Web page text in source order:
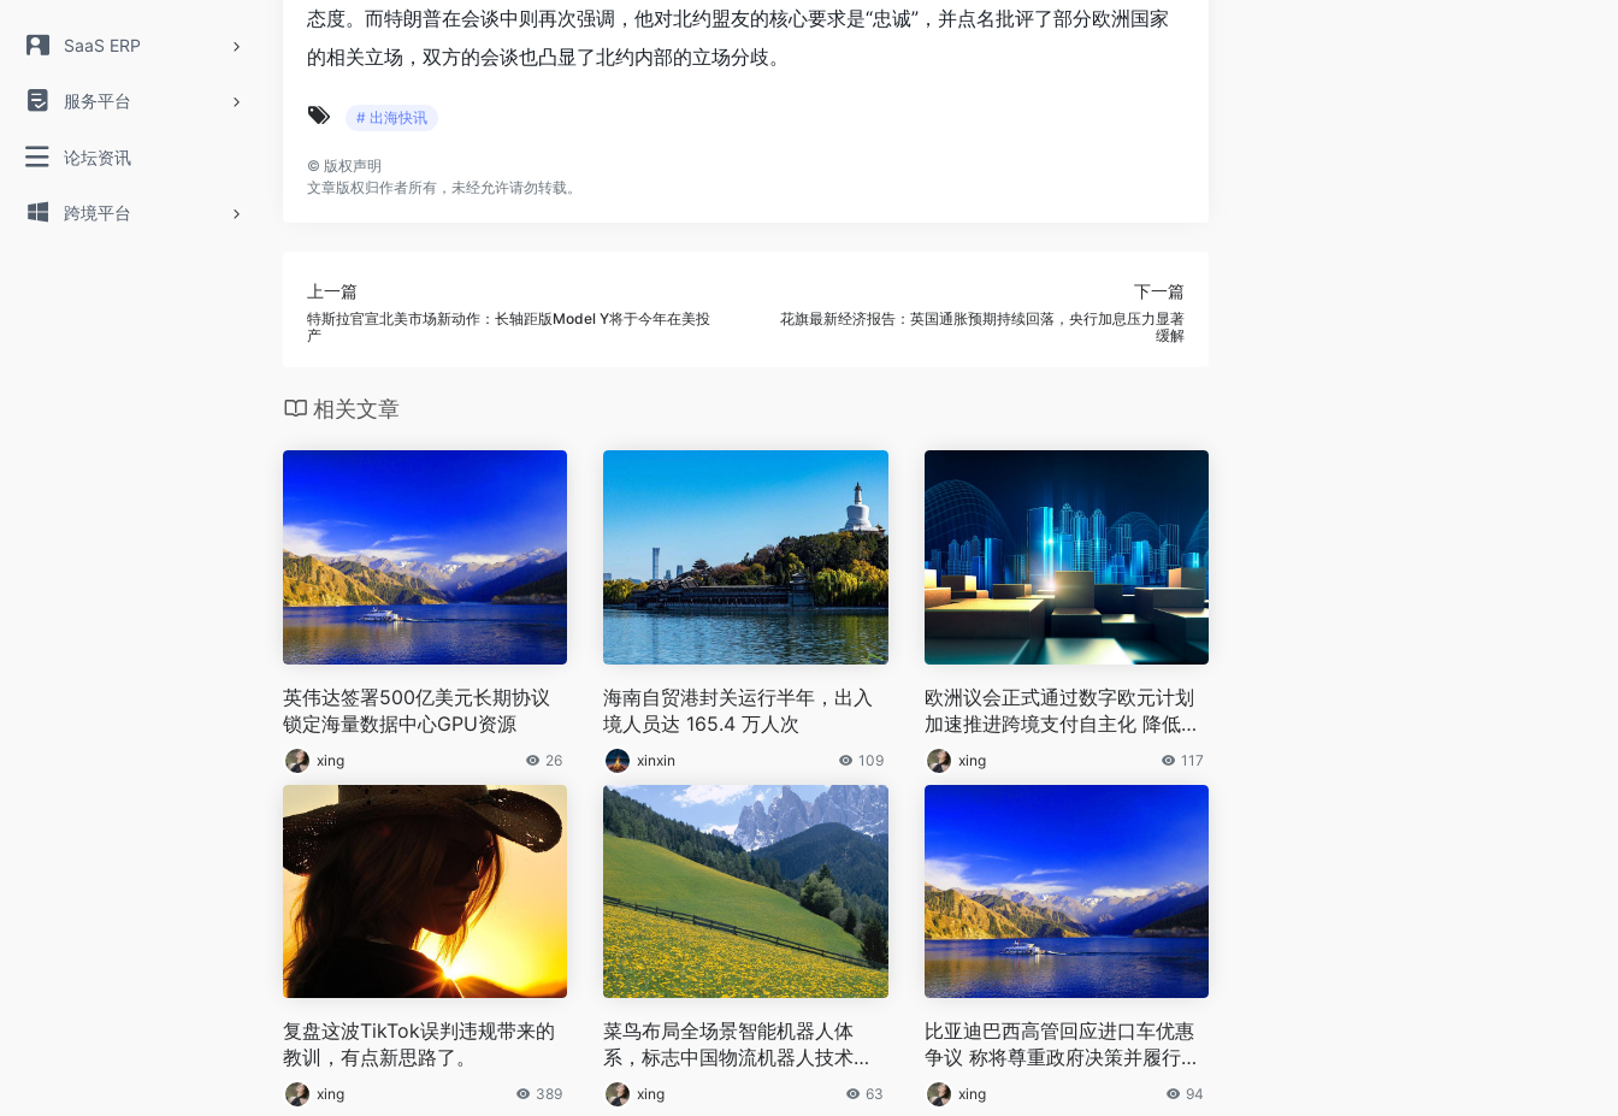
SaaS ERP
服务平台
论坛资讯
跨境平台
态度。而特朗普在会谈中则再次强调，他对北约盟友的核心要求是“忠诚”，并点名批评了部分欧洲国家
的相关立场，双方的会谈也凸显了北约内部的立场分歧。
# 出海快讯
© 版权声明
文章版权归作者所有，未经允许请勿转载。
上一篇
特斯拉官宣北美市场新动作：长轴距版Model Y将于今年在美投
产
下一篇
花旗最新经济报告：英国通胀预期持续回落，央行加息压力显著
缓解
相关文章
英伟达签署500亿美元长期协议
锁定海量数据中心GPU资源
xing 26
海南自贸港封关运行半年，出入
境人员达 165.4 万人次
xinxin 109
欧洲议会正式通过数字欧元计划
加速推进跨境支付自主化 降低对
美支付体系依赖
xing 117
复盘这波TikTok误判违规带来的
教训，有点新思路了。
xing 389
菜鸟布局全场景智能机器人体
系，标志中国物流机器人技术迈
入全球第一梯队
xing 63
比亚迪巴西高管回应进口车优惠
争议 称将尊重政府决策并履行投
资承诺xing 94